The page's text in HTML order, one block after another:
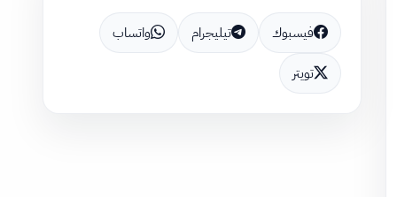
فيسبوك تيليجرام واتساب
تويتر